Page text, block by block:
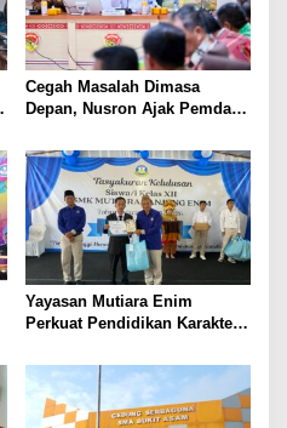
Cegah Masalah Dimasa
Depan, Nusron Ajak Pemda
Rumah Ibadah di NTT
Yayasan Mutiara Enim
Perkuat Pendidikan Karakter,
dan 100 Buku Iqra untuk SMK
Mutiara